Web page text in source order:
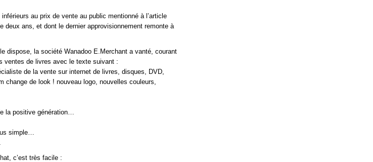
au prix de vente au public mentionné à l’article
deux ans, et dont le dernier approvisionnement remonte à
dispose, la société Wanadoo E.Merchant a vanté, courant
ventes de livres avec le texte suivant :
de la vente sur internet de livres, disques, DVD,
change de look ! nouveau logo, nouvelles couleurs,
la positive génération…
simple…
c’est très facile :